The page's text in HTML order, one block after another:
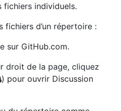
fichiers individuels.
fichiers d’un répertoire :
sur GitHub.com.
droit de la page, cliquez
) pour ouvrir Discussion